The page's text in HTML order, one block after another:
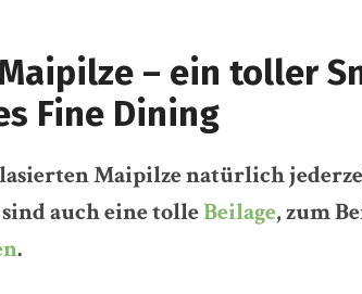
– ein toller
Fine Dining
Maipilze natürlich
sind auch eine tolleBeilage, zum
.